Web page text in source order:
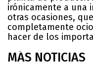
irónicamente a una
otras ocasiones,
completamente
hacer de los
MÁS NOTICIAS